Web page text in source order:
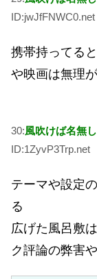
ID:jwJfFNWC0.net
携帯持ってる
や映画は無理
30:風吹けば名無し
ID:1ZyvP3Trp.net
テーマや設定
る
広げた風呂敷
ク評論の弊害